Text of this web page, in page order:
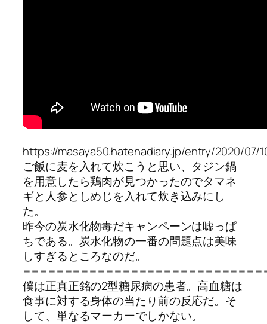
https://masaya50.hatenadiary.jp/entry/2020/07/
ご飯に麦を入れて炊こうと思い、タジン鍋
を用意したら鶏肉が見つかったのでタマネ
ギと人参としめじを入れて炊き込みにし
た。
昨今の炭水化物毒だキャンペーンは嘘っぱ
ちである。炭水化物の一番の問題点は美味
しすぎるところなのだ。
僕は正真正銘の2型糖尿病の患者。高血糖は
食事に対する身体の当たり前の反応だ。そ
して、単なるマーカーでしかない。